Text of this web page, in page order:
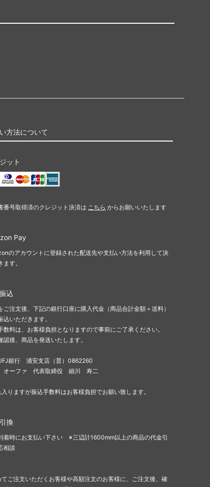
方法について
ット
番号取得済のクレジット決済は こちら からお願いいたします
Pay
のアカウントに登録された配送先や支払い方法を利用して決
ます。
込
ご注文後、下記の銀行口座に購入代金（商品合計金額＋送料）
込いただきます。
数料は、お客様負担となりますので事前にご了承ください。
認後、商品を発送いたします。
銀行 浦安支店（普）0862260
）オーファ 代表取締役 細川 寿二
りますが振込手数料はお客様負担でお願い致します。
換
着時にお支払い下さい ※三辺計1600mm以上の商品の代金引
相談
ご注文いただくお客様や高額注文のお客様に、ご注文後、確